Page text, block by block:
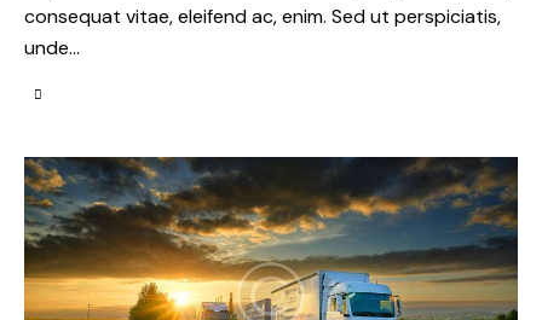
consequat vitae, eleifend ac, enim. Sed ut perspiciatis,
unde…